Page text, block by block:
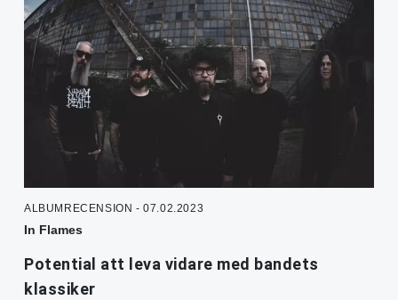
ALBUMRECENSION - 07.02.2023
In Flames
Potential att leva vidare med bandets
klassiker